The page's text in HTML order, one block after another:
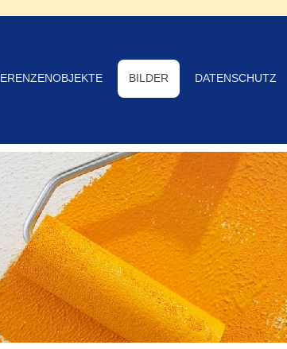
BILDER DATENSCHUTZ